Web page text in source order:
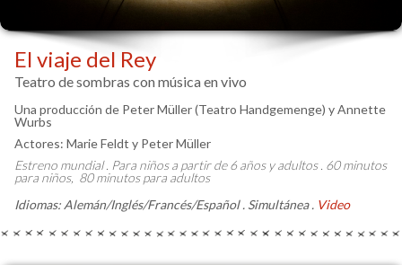
El viaje del Rey
Teatro de sombras con música en vivo
Una producción de Peter Müller (Teatro Handgemenge) y Annette
Wurbs
Actores: Marie Feldt y Peter Müller
Estreno mundial . Para niños a partir de 6 años y adultos . 60 minutos
para niños, 80 minutos para adultos
Idiomas: Alemán/Inglés/Francés/Español . Simultánea . Video